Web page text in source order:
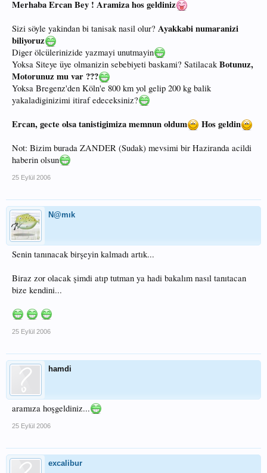
Merhaba Ercan Bey ! Aramiza hos geldiniz
Sizi söyle yakindan bi tanisak nasil olur? Ayakkabi numaranizi
biliyoruz
Diger ölcülerinizide yazmayi unutmayin
Yoksa Siteye üye olmanizin sebebiyeti baskami? Satilacak Botunuz,
Motorunuz mu var ???
Yoksa Bregenz'den Köln'e 800 km yol gelip 200 kg balik
yakaladiginizimi itiraf edeceksiniz?
Ercan, gecte olsa tanistigimiza memnun oldum Hos geldin
Not: Bizim burada ZANDER (Sudak) mevsimi bir Haziranda acildi
haberin olsun
25 Eylül 2006
N@mık
Senin tanınacak birşeyin kalmadı artık...
Biraz zor olacak şimdi atıp tutman ya hadi bakalım nasıl tanıtacan
bize kendini...
25 Eylül 2006
hamdi
aramıza hoşgeldiniz...
25 Eylül 2006
excalibur